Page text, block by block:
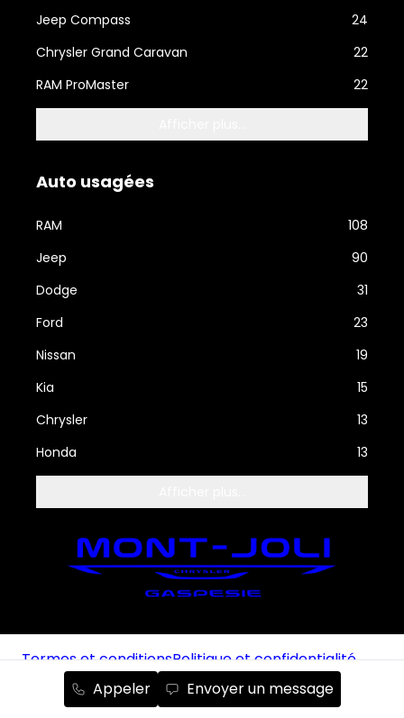
Appeler Envoyer un message
Jeep Compass
24
Chrysler Grand Caravan
22
RAM ProMaster
22
Auto usagées
RAM
108
Jeep
90
Dodge
31
Ford
23
Nissan
19
Kia
15
Chrysler
13
Honda
13
Termes et conditionsPolitique et confidentialité
Politique de cookies Gérer les cookies
Désabonnement aux courriels